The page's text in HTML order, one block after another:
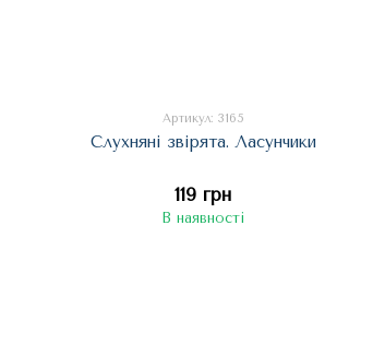
Артикул: 3165
Слухняні звірята. Ласунчики
119 грн
В наявності